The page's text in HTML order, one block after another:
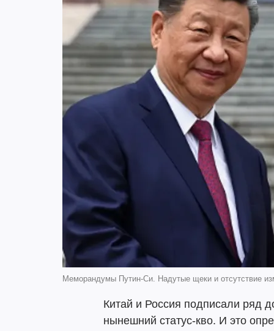
Меморандумы Путин-Си. Надутые щеки и отсутствие
Китай и Россия подписали ряд
нынешний статус-кво. И это